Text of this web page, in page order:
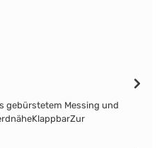
gebürstetem Messing und